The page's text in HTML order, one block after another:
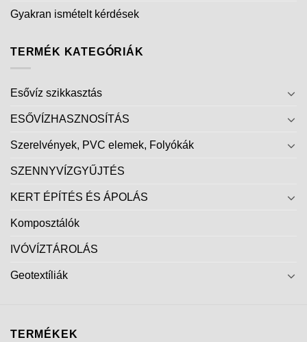
Gyakran ismételt kérdések
TERMÉK KATEGÓRIÁK
Esővíz szikkasztás
ESŐVÍZHASZNOSÍTÁS
Szerelvények, PVC elemek, Folyókák
SZENNYVÍZGYŰJTÉS
KERT ÉPÍTÉS ÉS ÁPOLÁS
Komposztálók
IVÓVÍZTÁROLÁS
Geotextíliák
TERMÉKEK